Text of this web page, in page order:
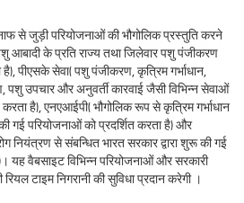
से जुड़ी परियोजनाओं की भौगोलिक प्रस्तुति करने
आबादी के प्रति राज्य तथा जिलेवार पशु पंजीकरण
है), पीएसके सेवा (पशु पंजीकरण, कृत्रिम गर्भाधान,
पशु उपचार और अनुवर्ती कारवाई जैसी विभिन्न सेवाओं
है), एनएआईपी (भौगोलिक रूप से कृत्रिम गर्भाधान
गई परियोजनाओं को प्रदर्शित करता है) और
नियंत्रण से संबन्धित भारत सरकार द्वारा शुरू की गई
यह वैबसाइट विभिन्न परियोजनाओं और सरकारी
टाइम निगरानी की सुविधा प्रदान करेगी ।